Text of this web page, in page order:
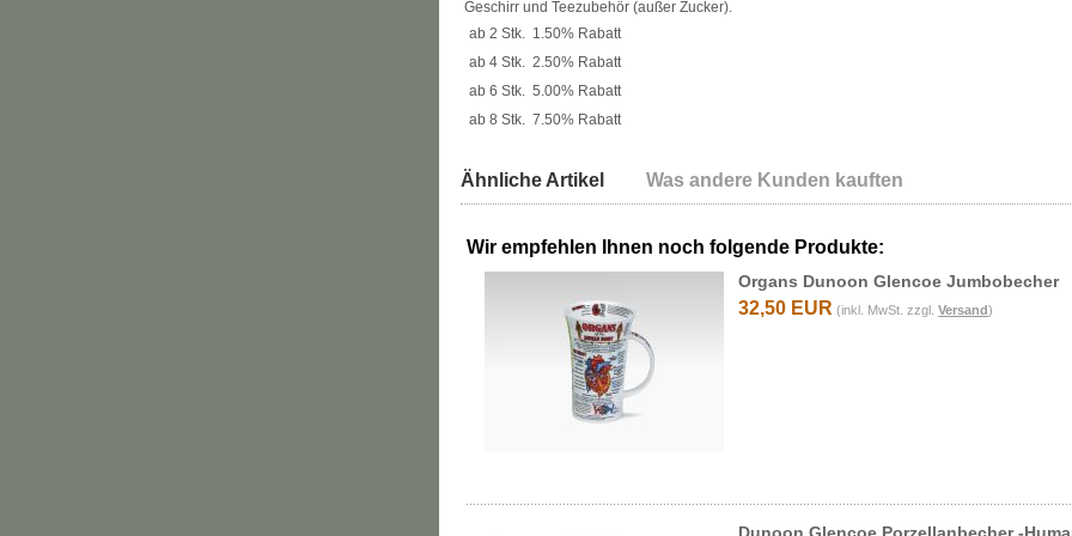
Geschirr und Teezubehör (außer Zucker).
ab 2 Stk. 1.50% Rabatt
ab 4 Stk. 2.50% Rabatt
ab 6 Stk. 5.00% Rabatt
ab 8 Stk. 7.50% Rabatt
Ähnliche Artikel Was andere Kunden kauften
Wir empfehlen Ihnen noch folgende Produkte:
Organs Dunoon Glencoe Jumbobecher
32,50 EUR (inkl. MwSt. zzgl.Versand)